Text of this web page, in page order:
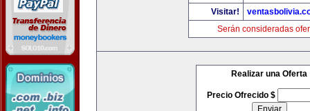
Visitar!
Serán consideradas
Realizar una Oferta
Precio Ofrecido $